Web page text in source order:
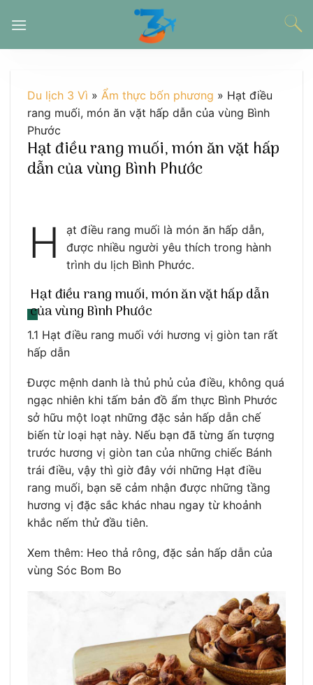
đến
Du lịch 3 Vì » Ẩm thực bốn phương » Hạt điều
rang muối, món ăn vặt hấp dẫn của vùng Bình
Phước
Hạt điều rang muối, món ăn vặt hấp
dẫn của vùng Bình Phước
H
ạt điều rang muối là món ăn hấp dẫn,
được nhiều người yêu thích trong hành
trình du lịch Bình Phước.
Hạt điều rang muối, món ăn vặt hấp dẫn
của vùng Bình Phước
1.1 Hạt điều rang muối với hương vị giòn tan rất
hấp dẫn
Được mệnh danh là thủ phủ của điều, không quá
ngạc nhiên khi tấm bản đồ ẩm thực Bình Phước
sở hữu một loạt những đặc sản hấp dẫn chế
biến từ loại hạt này. Nếu bạn đã từng ấn tượng
trước hương vị giòn tan của những chiếc Bánh
trái điều, vậy thì giờ đây với những Hạt điều
rang muối, bạn sẽ cảm nhận được những tầng
hương vị đặc sắc khác nhau ngay từ khoảnh
khắc nếm thử đầu tiên.
Xem thêm: Heo thả rông, đặc sản hấp dẫn của
vùng Sóc Bom Bo